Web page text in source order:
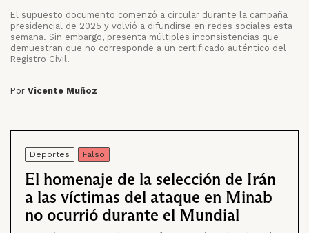
El supuesto documento comenzó a circular durante la campaña
presidencial de 2025 y volvió a difundirse en redes sociales esta
semana. Sin embargo, presenta múltiples inconsistencias que
demuestran que no corresponde a un certificado auténtico del
Registro Civil.
Por Vicente Muñoz
Deportes Falso
El homenaje de la selección de Irán
a las víctimas del ataque en Minab
no ocurrió durante el Mundial